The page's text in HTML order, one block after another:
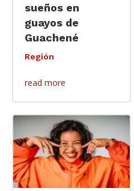
sueños en
guayos de
Guachené
Región
read more